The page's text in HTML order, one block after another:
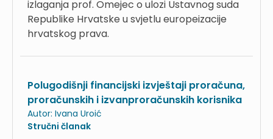
izlaganja prof. Omejec o ulozi Ustavnog suda
Republike Hrvatske u svjetlu europeizacije
hrvatskog prava.
Polugodišnji financijski izvještaji proračuna,
proračunskih i izvanproračunskih korisnika
Autor: Ivana Uroić
Stručni članak